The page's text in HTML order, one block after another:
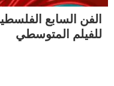
الفن السابع
للفيلم المتوسطي